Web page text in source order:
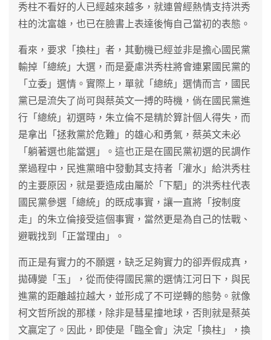
秀柱不看好的人已經越來越多，就連曾經熱情支持洪秀
柱的沈富雄，也已在臉書上表達後悔自己當初的表態。
看來，要求「換柱」者，其動機已經並非是擔心國民黨
輸掉「總統」大選，而是憂慮洪秀柱將會連累國民黨的
「立委」選情。實際上，單就「總統」選情而言，國民
黨已是流失了尚可與蔡英文一搏的時機，倘在國民黨進
行「總統」初選時，朱立倫不是精於算計個人得失，而
是拿出「拯救黨於危難」的雄心和勇氣，蔡英文未必
「躺著選也能當選」。這也正是在國民黨初選的民調作
業過程中，民進黨暗中發動其支持者「灌水」給洪秀柱
的主要原因，就是要造成由屬於「下駟」的洪秀柱代表
國民黨參選「總統」的既成事實，讓一直將「按制度
走」的朱立倫接受這個事實，當然更是為自己的怯戰、
避戰找到「正當理由」。
而正是有實力的不願選，缺乏足夠實力的卻弄假成真，
拋磚變「玉」，從而使得國民黨的選情江河日下，與民
進黨的距離越拉越大，並形成了不可逆轉的態勢。就像
柯文哲所說的那樣，除非是彗星撞地球，否則就是蔡英
文贏定了。因此，即使是「臨全會」決定「換柱」，換